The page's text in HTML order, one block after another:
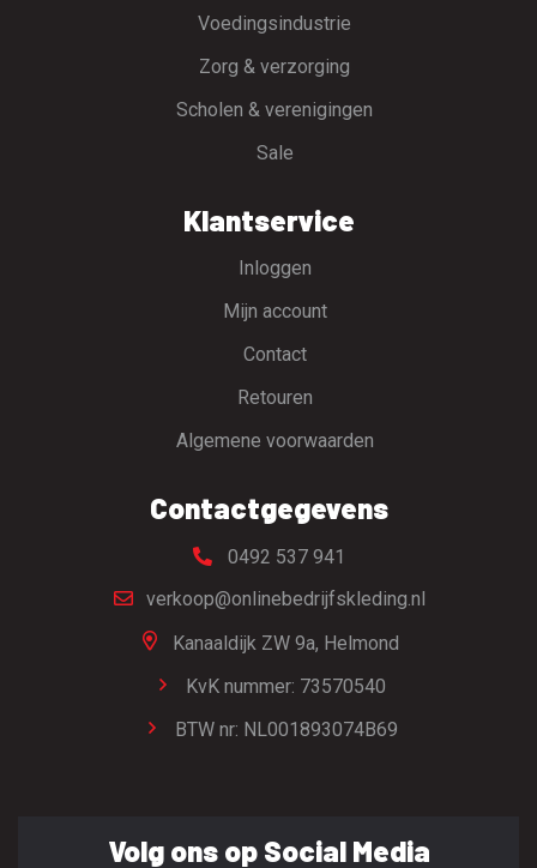
Voedingsindustrie
Zorg & verzorging
Scholen & verenigingen
Sale
Klantservice
Inloggen
Mijn account
Contact
Retouren
Algemene voorwaarden
Contactgegevens
0492 537 941
verkoop@onlinebedrijfskleding.nl
Kanaaldijk ZW 9a, Helmond
KvK nummer: 73570540
BTW nr: NL001893074B69
Volg ons op Social Media